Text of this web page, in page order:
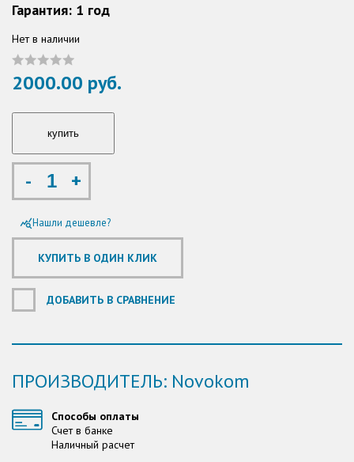
Гарантия: 1 год
Нет в наличии
2000.00 руб.
- +
query_statsНашли дешевле?
ДОБАВИТЬ В СРАВНЕНИЕ
ПРОИЗВОДИТЕЛЬ: Novokom
Способы оплаты
Счет в банке
Наличный расчет